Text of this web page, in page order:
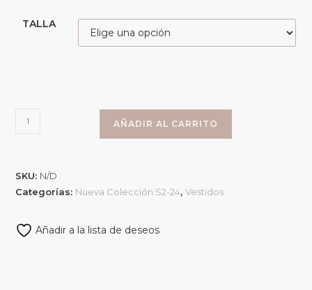
TALLA
AÑADIR AL CARRITO
SKU: N/D
Categorías: Nueva Colección S2-24,Vestidos
Añadir a la lista de deseos